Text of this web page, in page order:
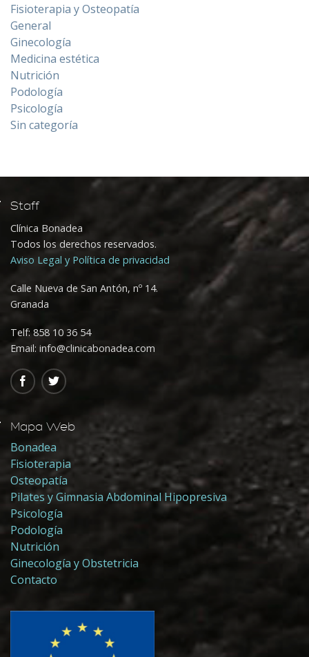
Fisioterapia y Osteopatía
General
Ginecología
Medicina estética
Nutrición
Podología
Psicología
Sin categoría
Staff
Clínica Bonadea
Todos los derechos reservados.
Aviso Legal y Política de privacidad
Calle Nueva de San Antón, nº 14.
Granada
Telf:858 10 36 54
Email: info@clinicabonadea.com
Mapa Web
Bonadea
Fisioterapia
Osteopatía
Pilates y Gimnasia Abdominal Hipopresiva
Psicología
Podología
Nutrición
Ginecología y Obstetricia
Contacto